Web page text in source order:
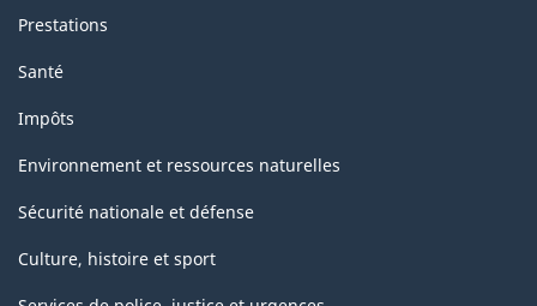
Prestations
Santé
Impôts
Environnement et ressources naturelles
Sécurité nationale et défense
Culture, histoire et sport